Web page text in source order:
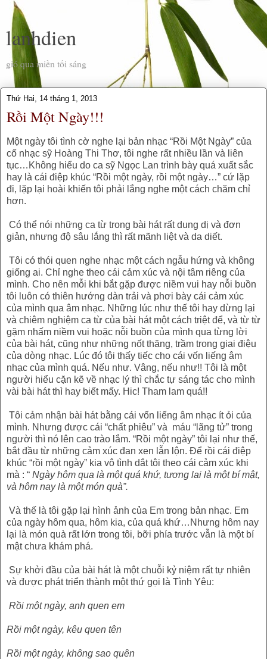
lanhdien
gió qua miền tối sáng
Thứ Hai, 14 tháng 1, 2013
Rồi Một Ngày!!!
Một ngày tôi tình cờ nghe lại bản nhạc “Rồi Một Ngày” của
cố nhạc sỹ Hoàng Thi Thơ, tôi nghe rất nhiều lần và liên
tục…Không hiểu do ca sỹ Ngọc Lan trình bày quá xuất sắc
hay là cái điệp khúc “Rồi một ngày, rồi một ngày…” cứ lặp
đi, lặp lại hoài khiến tôi phải lắng nghe một cách chăm chỉ
hơn.
Có thể nói những ca từ trong bài hát rất dung dị và đơn
giản, nhưng độ sâu lắng thì rất mãnh liệt và da diết.
Tôi có thói quen nghe nhạc một cách ngẫu hứng và không
giống ai. Chỉ nghe theo cái cảm xúc và nội tâm riêng của
mình. Cho nên mỗi khi bắt gặp được niềm vui hay nỗi buồn
tôi luôn có thiên hướng dàn trải và phơi bày cái cảm xúc
của mình qua âm nhạc. Những lúc như thế tôi hay dừng lại
và chiêm nghiệm ca từ của bài hát một cách triệt để, và từ từ
gặm nhấm niềm vui hoặc nỗi buồn của mình qua từng lời
của bài hát, cũng như những nốt thăng, trầm trong giai điệu
của dòng nhạc. Lúc đó tôi thấy tiếc cho cái vốn liếng âm
nhạc của mình quá. Nếu như. Vâng, nếu như!! Tôi là một
người hiểu cặn kẽ về nhạc lý thì chắc tự sáng tác cho mình
vài bài hát thì hay biết mấy. Hic! Tham lam quá!!
Tôi cảm nhận bài hát bằng cái vốn liếng âm nhạc ít ỏi của
mình. Nhưng được cái “chất phiêu” và máu “lãng tử” trong
người thì nó lên cao trào lắm. “Rồi một ngày” tôi lại như thế,
bắt đầu từ những cảm xúc đan xen lẫn lộn. Để rồi cái điệp
khúc “rồi một ngày” kia vô tình dắt tôi theo cái cảm xúc khi
mà : “ Ngày hôm qua là một quá khứ, tương lai là một bí mật,
và hôm nay là một món quà”.
Và thế là tôi gặp lại hình ảnh của Em trong bản nhạc. Em
của ngày hôm qua, hôm kia, của quá khứ…Nhưng hôm nay
lại là món quà rất lớn trong tôi, bỡi phía trước vẫn là một bí
mật chưa khám phá.
Sự khởi đầu của bài hát là một chuỗi kỷ niệm rất tự nhiên
và được phát triển thành một thứ gọi là Tình Yêu:
Rồi một ngày, anh quen em
Rồi một ngày, kêu quen tên
Rồi một ngày, không sao quên